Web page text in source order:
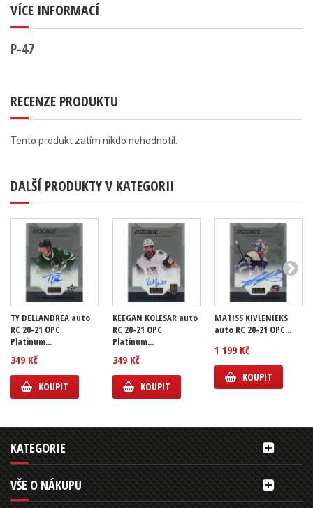
VÍCE INFORMACÍ
P-47
RECENZE PRODUKTU
Tento produkt zatím nikdo nehodnotil.
DALŠÍ PRODUKTY V KATEGORII
TY DELLANDREA auto
RC 20-21 OPC
Platinum...
349 Kč
KOUPIT
KEEGAN KOLESAR auto
RC 20-21 OPC
Platinum...
349 Kč
KOUPIT
MATISS KIVLENIEKS
auto RC 20-21 OPC...
1 199 Kč
KOUPIT
KATEGORIE
VŠE O NÁKUPU